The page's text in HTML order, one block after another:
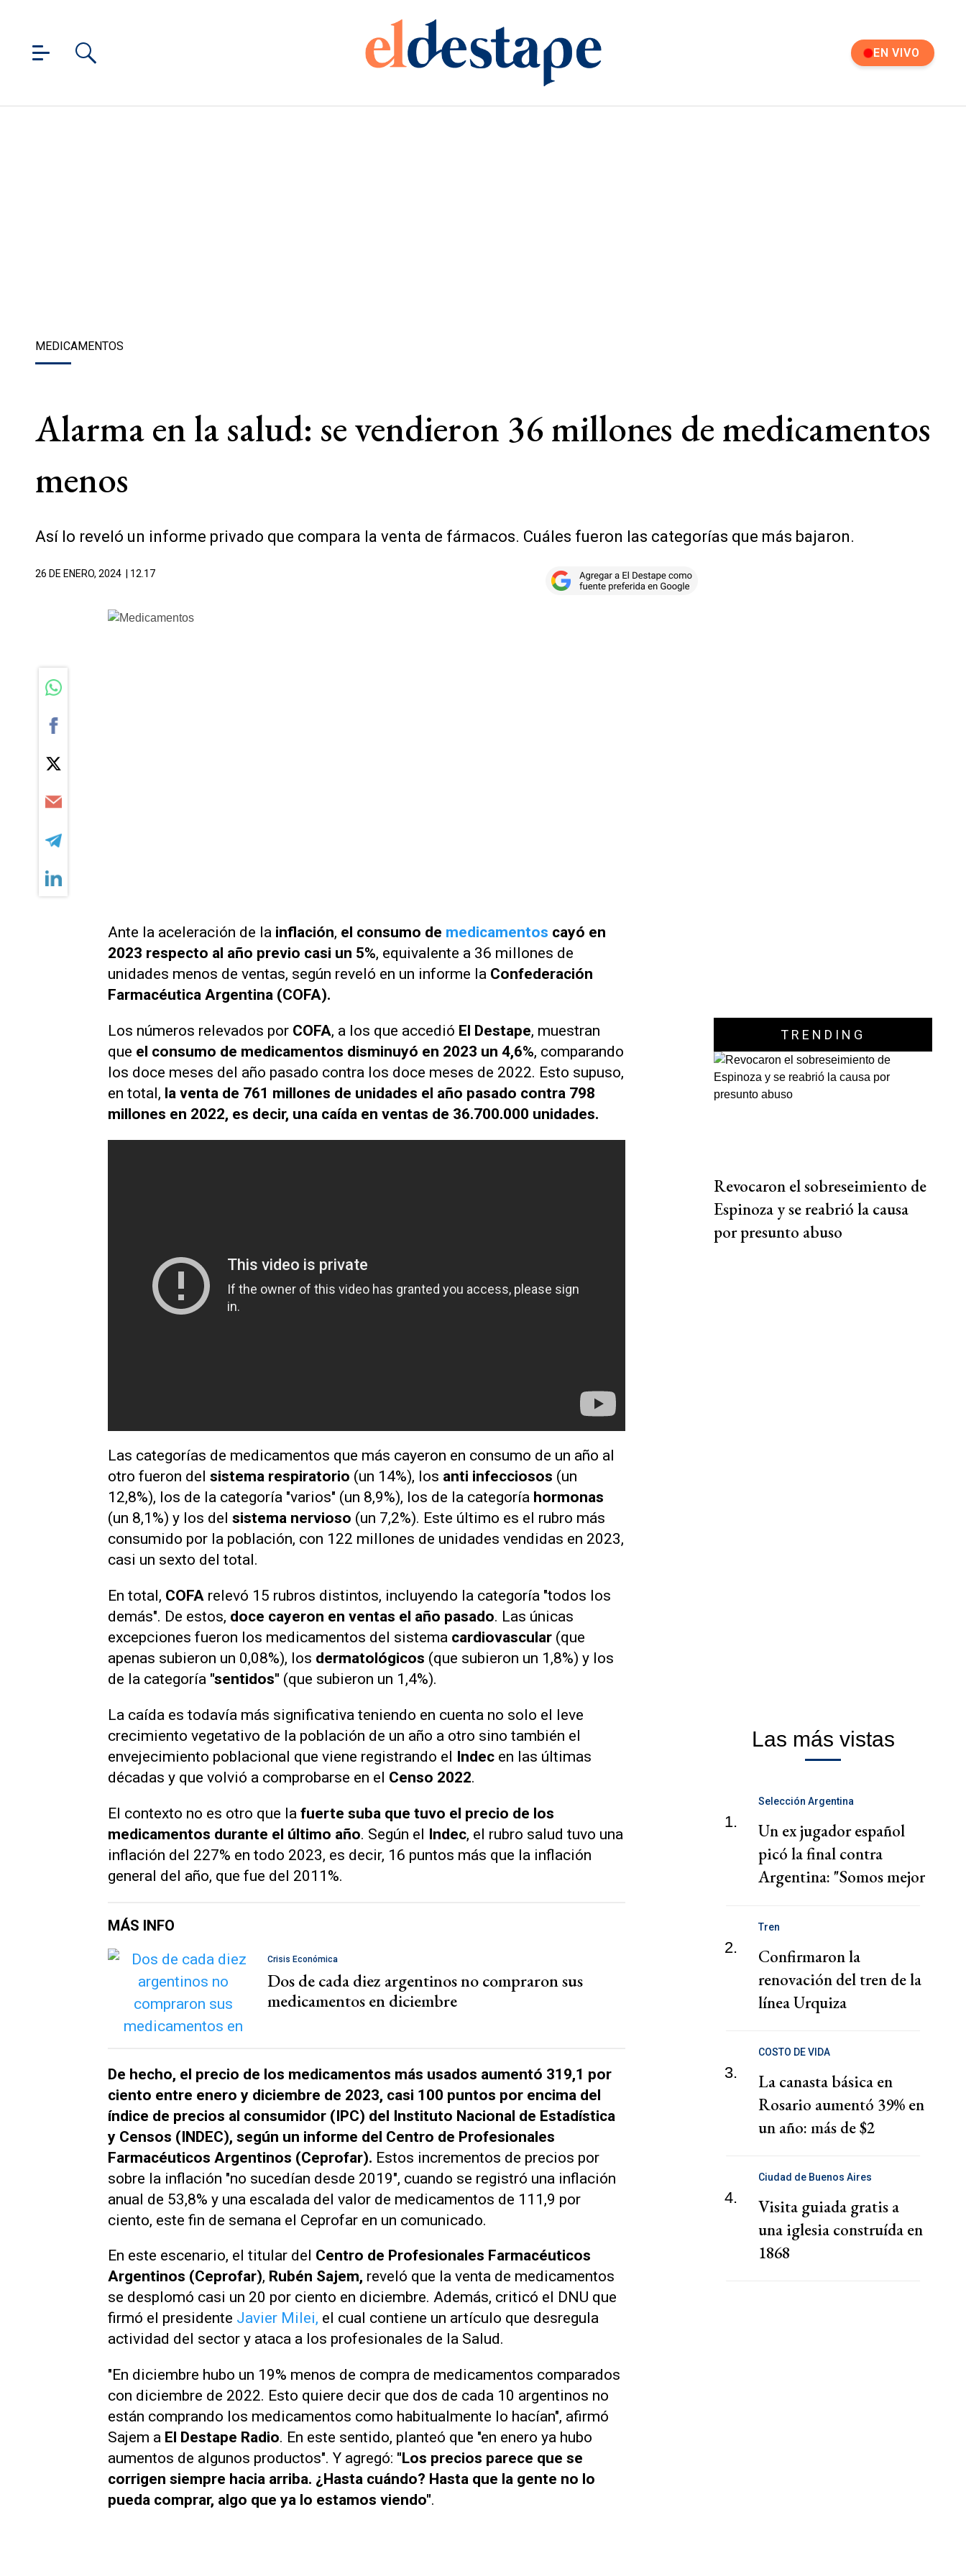
EN VIVO
MEDICAMENTOS
Alarma en la salud: se vendieron 36 millones de medicamentos
menos
Así lo reveló un informe privado que compara la venta de fármacos. Cuáles fueron las categorías que más bajaron.
26 DE ENERO, 2024 | 12.17
Ante la aceleración de la inflación, el consumo de medicamentos cayó en
2023 respecto al año previo casi un 5%, equivalente a 36 millones de
unidades menos de ventas, según reveló en un informe la Confederación
Farmacéutica Argentina (COFA).
Los números relevados por COFA, a los que accedió El Destape, muestran
que el consumo de medicamentos disminuyó en 2023 un 4,6%, comparando
los doce meses del año pasado contra los doce meses de 2022. Esto supuso,
en total, la venta de 761 millones de unidades el año pasado contra 798
millones en 2022, es decir, una caída en ventas de 36.700.000 unidades.
Las categorías de medicamentos que más cayeron en consumo de un año al
otro fueron del sistema respiratorio (un 14%), los anti infecciosos (un
12,8%), los de la categoría "varios" (un 8,9%), los de la categoría hormonas
(un 8,1%) y los del sistema nervioso (un 7,2%). Este último es el rubro más
consumido por la población, con 122 millones de unidades vendidas en 2023,
casi un sexto del total.
En total, COFA relevó 15 rubros distintos, incluyendo la categoría "todos los
demás". De estos, doce cayeron en ventas el año pasado. Las únicas
excepciones fueron los medicamentos del sistema cardiovascular (que
apenas subieron un 0,08%), los dermatológicos (que subieron un 1,8%) y los
de la categoría "sentidos" (que subieron un 1,4%).
La caída es todavía más significativa teniendo en cuenta no solo el leve
crecimiento vegetativo de la población de un año a otro sino también el
envejecimiento poblacional que viene registrando el Indec en las últimas
décadas y que volvió a comprobarse en el Censo 2022.
El contexto no es otro que la fuerte suba que tuvo el precio de los
medicamentos durante el último año. Según el Indec, el rubro salud tuvo una
inflación del 227% en todo 2023, es decir, 16 puntos más que la inflación
general del año, que fue del 2011%.
MÁS INFO
Crisis Económica
Dos de cada diez argentinos no compraron sus
medicamentos en diciembre
De hecho, el precio de los medicamentos más usados aumentó 319,1 por
ciento entre enero y diciembre de 2023, casi 100 puntos por encima del
índice de precios al consumidor (IPC) del Instituto Nacional de Estadística
y Censos (INDEC), según un informe del Centro de Profesionales
Farmacéuticos Argentinos (Ceprofar). Estos incrementos de precios por
sobre la inflación "no sucedían desde 2019", cuando se registró una inflación
anual de 53,8% y una escalada del valor de medicamentos de 111,9 por
ciento, este fin de semana el Ceprofar en un comunicado.
En este escenario, el titular del Centro de Profesionales Farmacéuticos
Argentinos (Ceprofar), Rubén Sajem, reveló que la venta de medicamentos
se desplomó casi un 20 por ciento en diciembre. Además, criticó el DNU que
firmó el presidente Javier Milei, el cual contiene un artículo que desregula
actividad del sector y ataca a los profesionales de la Salud.
"En diciembre hubo un 19% menos de compra de medicamentos comparados
con diciembre de 2022. Esto quiere decir que dos de cada 10 argentinos no
están comprando los medicamentos como habitualmente lo hacían", afirmó
Sajem a El Destape Radio. En este sentido, planteó que "en enero ya hubo
aumentos de algunos productos". Y agregó: "Los precios parece que se
corrigen siempre hacia arriba. ¿Hasta cuándo? Hasta que la gente no lo
pueda comprar, algo que ya lo estamos viendo".
TRENDING
Revocaron el sobreseimiento de
Espinoza y se reabrió la causa
por presunto abuso
Las más vistas
1.
Selección Argentina
Un ex jugador español
picó la final contra
Argentina: "Somos mejor
2.
Tren
Confirmaron la
renovación del tren de la
línea Urquiza
3.
COSTO DE VIDA
La canasta básica en
Rosario aumentó 39% en
un año: más de $2
pobre
4.
Ciudad de Buenos Aires
Visita guiada gratis a
una iglesia construída en
1868